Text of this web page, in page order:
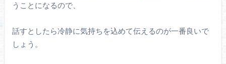
うことになるので、
話すとしたら冷静に気持ちを込めて伝えるのが一番良いで
しょう。